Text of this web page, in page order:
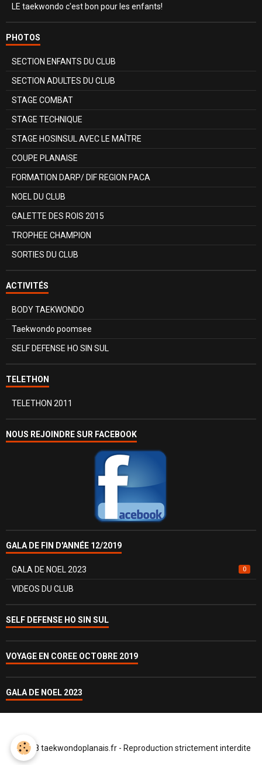
LE taekwondo c'est bon pour les enfants!
PHOTOS
SECTION ENFANTS DU CLUB
SECTION ADULTES DU CLUB
STAGE COMBAT
STAGE TECHNIQUE
STAGE HOSINSUL AVEC LE MAÎTRE
COUPE PLANAISE
FORMATION DARP/ DIF REGION PACA
NOEL DU CLUB
GALETTE DES ROIS 2015
TROPHEE CHAMPION
SORTIES DU CLUB
ACTIVITÉS
BODY TAEKWONDO
Taekwondo poomsee
SELF DEFENSE HO SIN SUL
TELETHON
TELETHON 2011
NOUS REJOINDRE SUR FACEBOOK
GALA DE FIN D'ANNÉE 12/2019
GALA DE NOEL 2023 0
VIDEOS DU CLUB
SELF DEFENSE HO SIN SUL
VOYAGE EN COREE OCTOBRE 2019
GALA DE NOEL 2023
© 2018 taekwondoplanais.fr - Reproduction strictement interdite